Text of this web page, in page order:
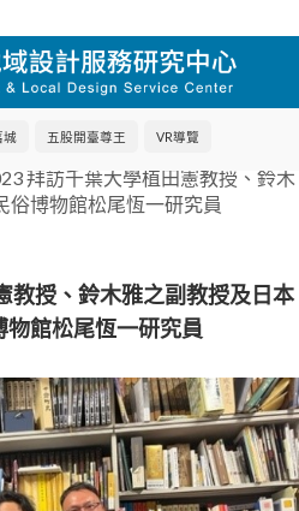
城 五股開臺尊王 VR導覽
拜訪千葉大學植田憲教授、鈴木
俗博物館松尾恆一研究員
教授、鈴木雅之副教授及日本
物館松尾恆一研究員